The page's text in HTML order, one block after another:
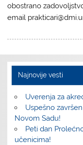
obostrano
email
Najnovije vesti
Uverenja za
Uspešno
Novom Sadu!
Peti dan
učenicima!